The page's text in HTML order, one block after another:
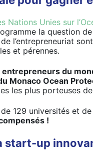
Nations Unies sur
la question
l’entrepreneuriat
et pérennes.
du
Monaco Ocean
les plus porteuses de
129 universités et
!
start-up